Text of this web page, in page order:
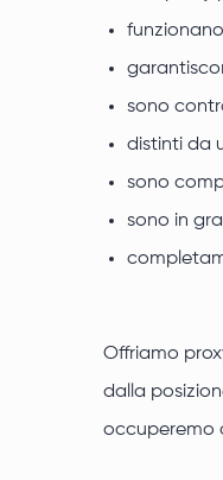
sono
distinti da
sono
sono in
Offriamo
dalla
occuperemo